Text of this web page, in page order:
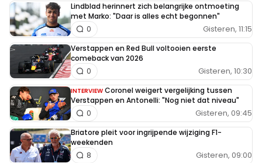
Lindblad herinnert zich belangrijke ontmoeting
met Marko: "Daar is alles echt begonnen"
Gisteren, 11:15
0
Verstappen en Red Bull voltooien eerste
comeback van 2026
Gisteren, 10:30
0
INTERVIEW Coronel weigert vergelijking tussen
Verstappen en Antonelli: "Nog niet dat niveau"
Gisteren, 09:45
0
Briatore pleit voor ingrijpende wijziging F1-
weekenden
Gisteren, 09:00
8